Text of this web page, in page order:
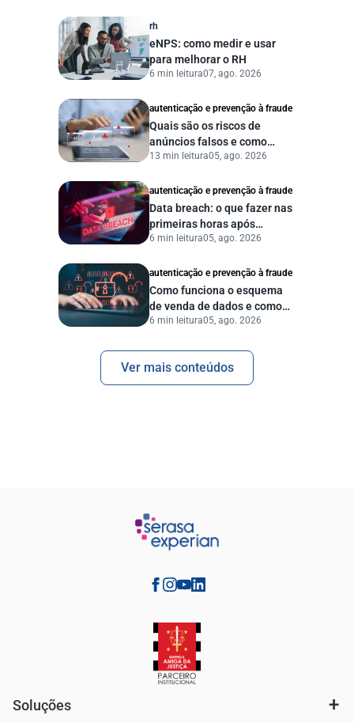
rh
eNPS: como medir e usar
para melhorar o RH
6 min leitura07, ago. 2026
autenticação e prevenção à fraude
Quais são os riscos de
anúncios falsos e como
proteger seu negócio?
13 min leitura05, ago. 2026
autenticação e prevenção à fraude
Data breach: o que fazer nas
primeiras horas após
vazamento de dados?
6 min leitura05, ago. 2026
autenticação e prevenção à fraude
Como funciona o esquema
de venda de dados e como
proteger sua empresa?
6 min leitura05, ago. 2026
Ver mais conteúdos
Soluções